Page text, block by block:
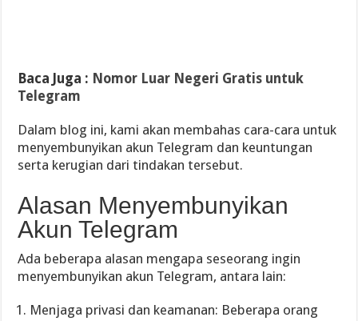
Baca Juga : Nomor Luar Negeri Gratis untuk
Telegram
Dalam blog ini, kami akan membahas cara-cara untuk
menyembunyikan akun Telegram dan keuntungan
serta kerugian dari tindakan tersebut.
Alasan Menyembunyikan
Akun Telegram
Ada beberapa alasan mengapa seseorang ingin
menyembunyikan akun Telegram, antara lain:
Menjaga privasi dan keamanan: Beberapa orang